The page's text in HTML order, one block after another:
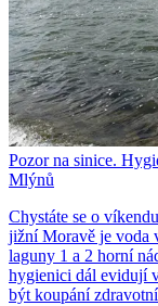
Pozor na sinice.
Mlýnů
Chystáte se o
jižní Moravě je voda
laguny 1 a 2 horní
hygienici dál evidují
být koupání